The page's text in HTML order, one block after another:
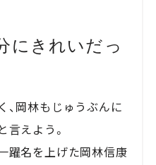
にきれいだっ
岡林もじゅうぶんに
言えよう。
躍名を上げた岡林信康